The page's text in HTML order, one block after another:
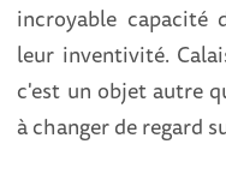
incroyable capacité
leur inventivité.
c'est un objet autre
à changer de regard